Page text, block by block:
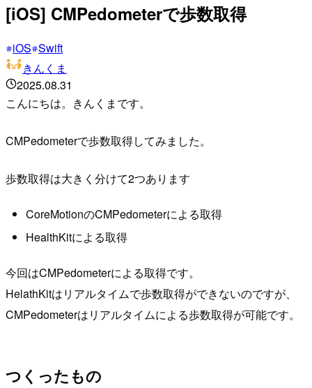
[iOS] CMPedometerで歩数取得
iOS Swift
きんくま
2025.08.31
こんにちは。きんくまです。
CMPedometerで歩数取得してみました。
歩数取得は大きく分けて2つあります
CoreMotionのCMPedometerによる取得
HealthKitによる取得
今回はCMPedometerによる取得です。
HelathKitはリアルタイムで歩数取得ができないのですが、
CMPedometerはリアルタイムによる歩数取得が可能です。
つくったもの